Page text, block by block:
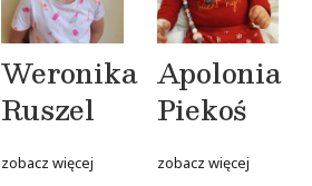
Weronika
Ruszel
zobacz więcej
Apolonia
Piekoś
zobacz więcej